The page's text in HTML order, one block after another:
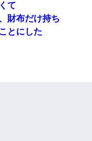
単身赴任した結果
いから、わかれてくださ
…
て
財布だけ持ち
とにした